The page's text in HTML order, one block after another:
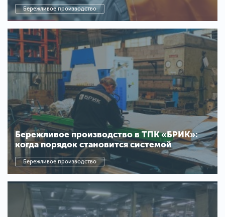
Бережливое производство
Бережливое производство в ТПК «БРИК»:
когда порядок становится системой
Бережливое производство